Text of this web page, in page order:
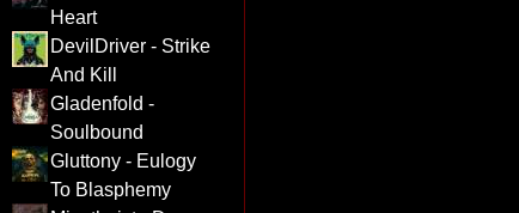
Heart
DevilDriver - Strike
And Kill
Gladenfold -
Soulbound
Gluttony - Eulogy
To Blasphemy